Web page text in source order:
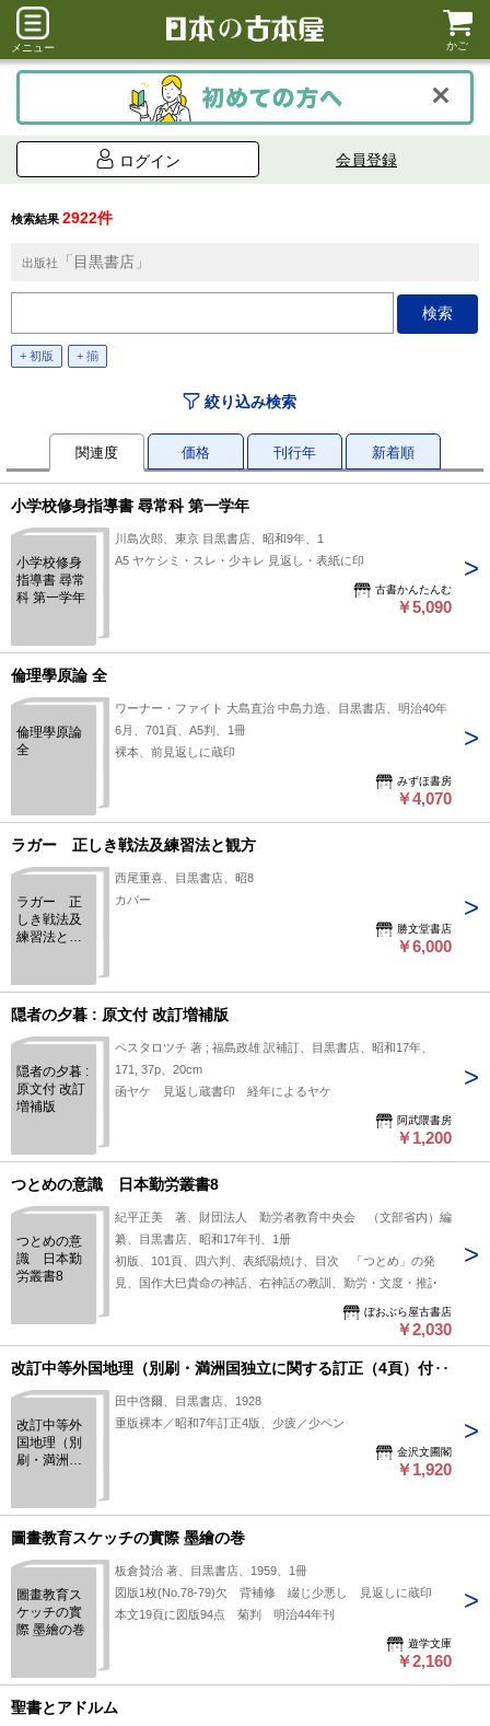
メニュー かご
ログイン 会員登録
検索結果 2922件
出版社 「目黒書店」
+ 初版 + 揃
絞り込み検索
関連度 価格 刊行年 新着順
小学校修身指導書 尋常科 第一学年
小学校修身
指導書 尋常
科 第一学年
川島次郎、東京 目黒書店、昭和9年、1
A5 ヤケシミ・スレ・少キレ 見返し・表紙に印
古書かんたんむ
￥5,090
倫理學原論 全
倫理學原論
全
ワーナー・ファイト 大島直治 中島力造、目黒書店、明治40年
6月、701頁、A5判、1冊
裸本、前見返しに蔵印
みずほ書房
￥4,070
ラガー 正しき戦法及練習法と観方
ラガー 正
しき戦法及
練習法と観
西尾重喜、目黒書店、昭8
カバー
勝文堂書店
￥6,000
隠者の夕暮 : 原文付 改訂増補版
隠者の夕暮 :
原文付 改訂
増補版
ペスタロツチ 著 ; 福島政雄 訳補訂、目黒書店、昭和17年、
171, 37p、20cm
函ヤケ 見返し蔵書印 経年によるヤケ
阿武隈書房
￥1,200
つとめの意識 日本勤労叢書8
つとめの意
識 日本勤
労叢書8
紀平正美 著、財団法人 勤労者教育中央会 （文部省内）編
纂、目黒書店、昭和17年刊、1册
初版、101頁、四六判、表紙陽焼け、目次 「つとめ」の発
見、国作大巳貴命の神話、右神話の教訓、勤労・文度・推譲
ぼおぶら屋古書店
￥2,030
改訂中等外国地理（別刷・満洲国独立に関する訂正（4頁）付）
改訂中等外
国地理（別
刷・満洲国
頁）付）
田中啓爾、目黒書店、1928
重版裸本／昭和7年訂正4版、少疲／少ペン
金沢文圃閣
￥1,920
圖畫教育スケッチの實際 墨繪の巻
圖畫教育ス
ケッチの實
際 墨繪の巻
板倉賛治 著、目黒書店、1959、1冊
図版1枚(No.78-79)欠 背補修 綴じ少悪し 見返しに蔵印
本文19頁に図版94点 菊判 明治44年刊
遊学文庫
￥2,160
聖書とアドルム